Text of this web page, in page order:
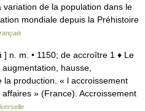
de la population dans le
mondiale depuis la Préhistoire
n. m. • 1150; de accroître 1 ♦ Le
hausse,
la production. « l accroissement
» (France). Accroissement